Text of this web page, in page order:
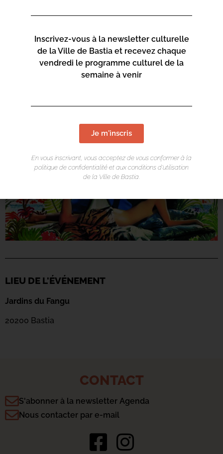
LIEU DE L'ÉVÉNEMENT
Jardins du Fangu
20200 Bastia
CONTACT
S'abonner à la newsletter Agenda
Nous contacter par e-mail
Inscrivez-vous à la newsletter culturelle
de la Ville de Bastia et recevez chaque
vendredi le programme culturel de la
semaine à venir
Je m'inscris
En vous inscrivant, vous acceptez de vous conformer à la
politique de confidentialité et aux conditions d’utilisation
de la Ville de Bastia.